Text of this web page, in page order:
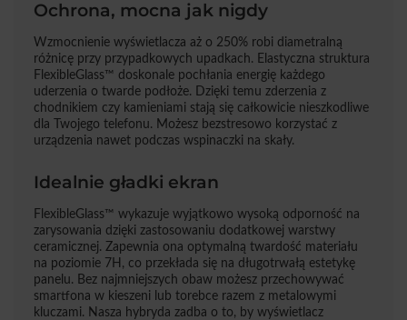
Ochrona, mocna jak nigdy
Wzmocnienie wyświetlacza aż o 250% robi diametralną
różnicę przy przypadkowych upadkach. Elastyczna struktura
FlexibleGlass™ doskonale pochłania energię każdego
uderzenia o twarde podłoże. Dzięki temu zderzenia z
chodnikiem czy kamieniami stają się całkowicie nieszkodliwe
dla Twojego telefonu. Możesz bezstresowo korzystać z
urządzenia nawet podczas wspinaczki na skały.
Idealnie gładki ekran
FlexibleGlass™ wykazuje wyjątkowo wysoką odporność na
zarysowania dzięki zastosowaniu dodatkowej warstwy
ceramicznej. Zapewnia ona optymalną twardość materiału
na poziomie 7H, co przekłada się na długotrwałą estetykę
panelu. Bez najmniejszych obaw możesz przechowywać
smartfona w kieszeni lub torebce razem z metalowymi
kluczami. Nasza hybryda zadba o to, by wyświetlacz